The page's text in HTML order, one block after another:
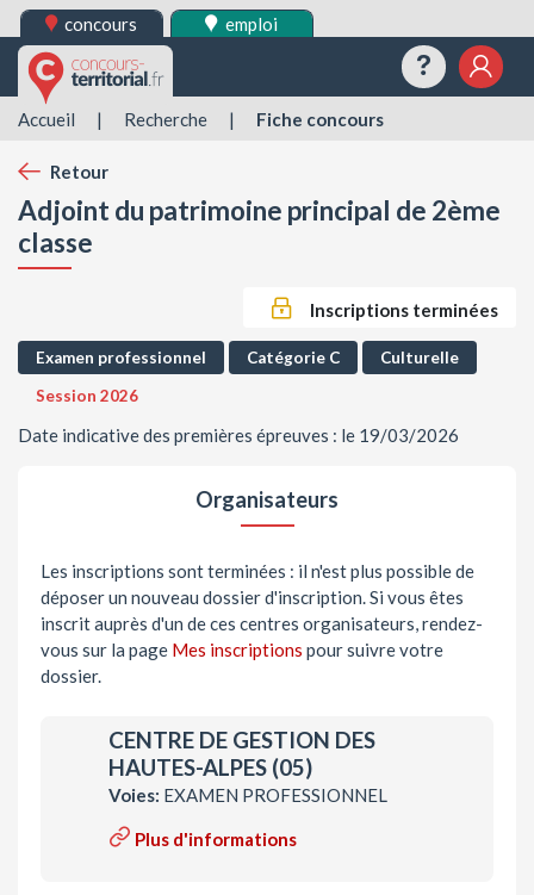
concours emploi
Accueil | Recherche | Fiche concours
Retour
Adjoint du patrimoine principal de 2ème
classe
Inscriptions terminées
Examen professionnel Catégorie C
Culturelle
Session 2026
Date indicative des premières épreuves : le 19/03/2026
Organisateurs
Les inscriptions sont terminées : il n'est plus possible de
déposer un nouveau dossier d'inscription. Si vous êtes
inscrit auprès d'un de ces centres organisateurs, rendez-
vous sur la page Mes inscriptions pour suivre votre
dossier.
CENTRE DE GESTION DES
HAUTES-ALPES (05)
Voies: EXAMEN PROFESSIONNEL
Plus d'informations